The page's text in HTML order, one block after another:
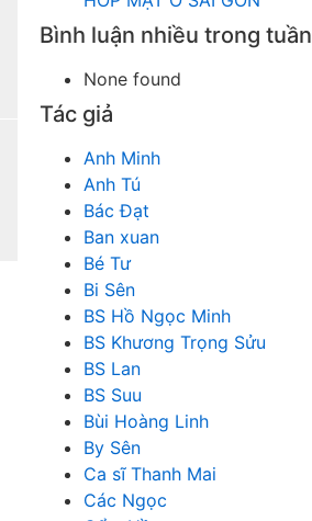
Bình luận nhiều trong tuần
None found
Tác giả
Anh Minh
Anh Tú
Bác Đạt
Ban xuan
Bé Tư
Bi Sên
BS Hồ Ngọc Minh
BS Khương Trọng Sửu
BS Lan
BS Suu
Bùi Hoàng Linh
By Sên
Ca sĩ Thanh Mai
Các Ngọc